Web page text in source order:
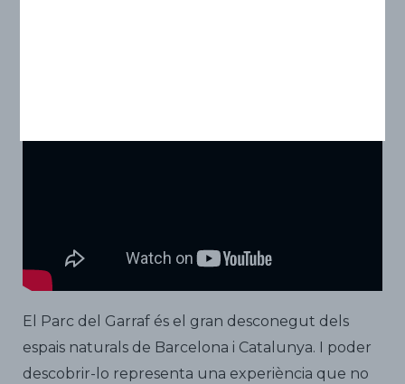
El Parc del Garraf és el gran desconegut dels
espais naturals de Barcelona i Catalunya. I poder
descobrir-lo representa una experiència que no